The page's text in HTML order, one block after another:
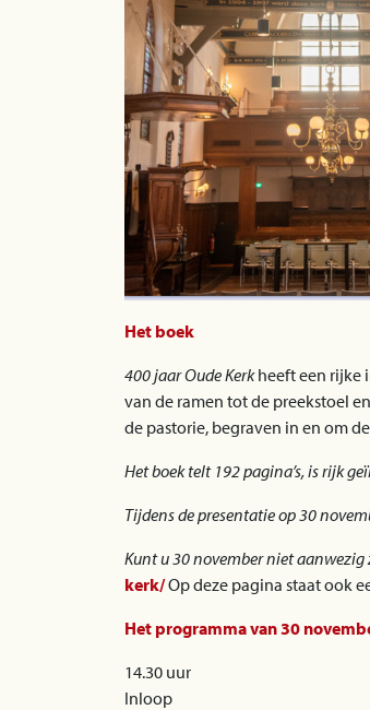
Het boek
400 jaar Oude Kerkheeft een rijke
van de ramen tot de preekstoel
de pastorie, begraven in en om
Het boek telt 192 pagina’s, is rijk
Tijdens de presentatie op 30
Kunt u 30 november niet
kerk/Op deze pagina staat ook
Het programma van 30
14.30 uur
Inloop